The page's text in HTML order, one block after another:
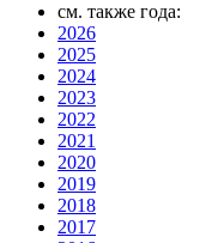
см. также года:
2026
2025
2024
2023
2022
2021
2020
2019
2018
2017